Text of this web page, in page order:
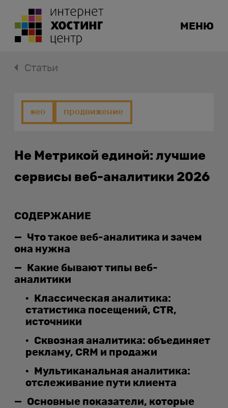
МЕНЮ
Статьи
seo продвижение
Не Метрикой единой: лучшие
сервисы веб-аналитики 2026
СОДЕРЖАНИЕ
Что такое веб-аналитика и зачем
она нужна
Какие бывают типы веб-
аналитики
Классическая аналитика:
статистика посещений, CTR,
источники
Сквозная аналитика: объединяет
рекламу, CRM и продажи
Мультиканальная аналитика:
отслеживание пути клиента
Основные показатели, которые